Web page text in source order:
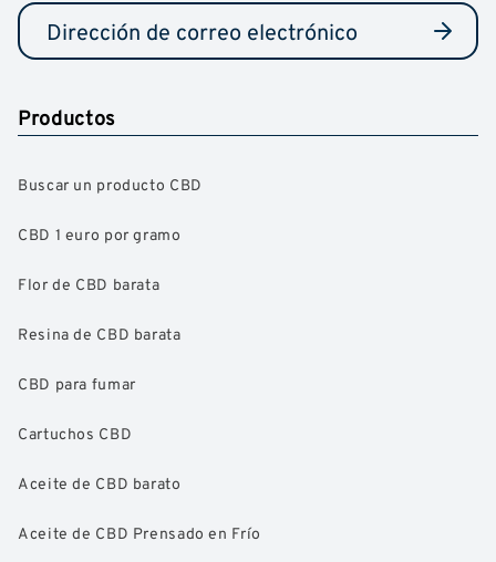
Productos
Buscar un producto CBD
CBD 1 euro por gramo
Flor de CBD barata
Resina de CBD barata
CBD para fumar
Cartuchos CBD
Aceite de CBD barato
Aceite de CBD Prensado en Frío